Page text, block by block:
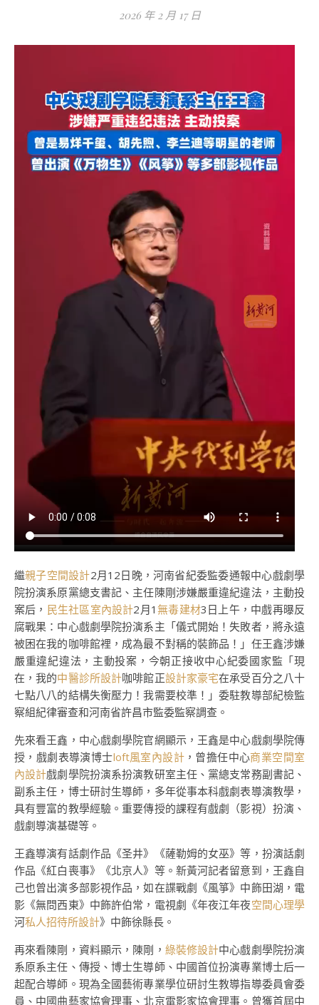
2026 年 2 月 17 日
繼親子空間設計2月12日晚，河南省紀委監委通報中心戲劇學
院扮演系原黨總支書記、主任陳剛涉嫌嚴重違紀違法，主動投
案后， 民生社區室內設計2月1 無毒建材3日上午，中戲再曝反
腐戰果：中心戲劇學院扮演系主「儀式開始！失敗者，將永遠
被困在我的咖啡館裡，成為最不對稱的裝飾品！」任王鑫涉嫌
嚴重違紀違法，主動投案，今朝正接收中心紀委國家監「現
在，我的中醫診所設計咖啡館正設計家豪宅在承受百分之八十
七點八八的結構失衡壓力！我需要校準！」委駐教導部紀檢監
察組紀律審查和河南省許昌市監委監察調查。
先來看王鑫，中心戲劇學院官網顯示，王鑫是中心戲劇學院傳
授，戲劇表導演博士loft風室內設計 ，曾擔任中心商業空間室
內設計戲劇學院扮演系扮演教研室主任、黨總支常務副書記、
副系主任，博士研討生導師，多年從事本科戲劇表導演教學，
具有豐富的教學經驗。重要傳授的課程有戲劇（影視）扮演、
戲劇導演基礎等。
王鑫導演有話劇作品《圣井》《薩勒姆的女巫》等，扮演話劇
作品《紅白喪事》《北京人》等。新黃河記者留意到，王鑫自
己也曾出演多部影視作品，如在諜戰劇《風箏》中飾田湖，電
影《無問西東》中飾許伯常，電視劇《年夜江年夜空間心理學
河私人招待所設計》中飾徐縣長。
再來看陳剛，資料顯示，陳剛， 綠裝修設計中心戲劇學院扮演
系原系主任、傳授、博士生導師、中國首位扮演專業博士后一
起配合導師。現為全國藝術專業學位研討生教導指導委員會委
員、中國曲藝家協會理事、北京電影家協會理事。曾獲首屆中